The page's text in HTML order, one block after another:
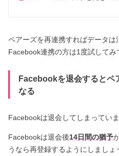
ペアーズを再連携すればデータは
Facebook連携の方は1度試してみ
Facebookを退会するとペ
なる
Facebookは退会してしまってい
Facebookは退会後14日間の猶予
うなら再登録するようにしましょ